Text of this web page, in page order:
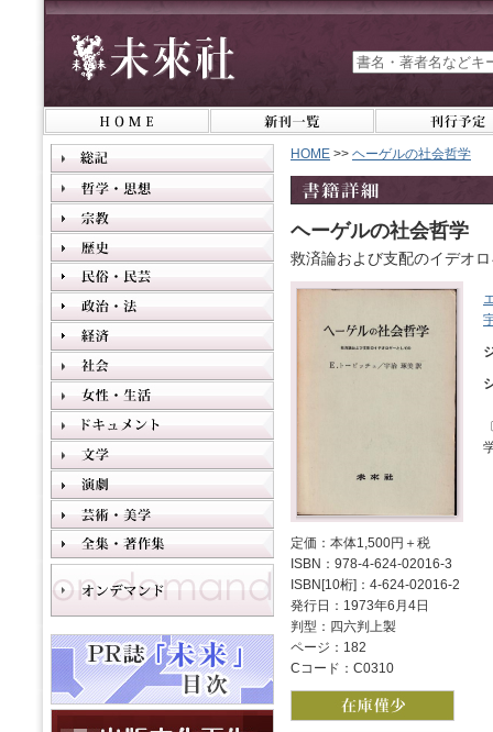
HOME >> ヘーゲルの社会哲学
ヘーゲルの社会哲学
救済論および支配のイデオ
定価：本体1,500円＋税
ISBN：978-4-624-02016-3
ISBN[10桁]：4-624-02016-2
発行日：1973年6月4日
判型：四六判上製
ページ：182
Cコード：C0310